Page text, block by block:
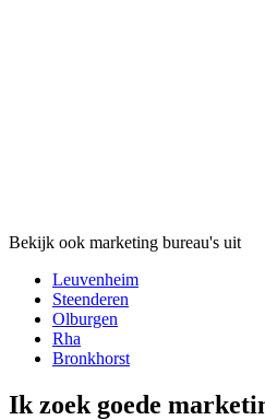
Bekijk ook marketing bureau's uit
Leuvenheim
Steenderen
Olburgen
Rha
Bronkhorst
Ik zoek goede